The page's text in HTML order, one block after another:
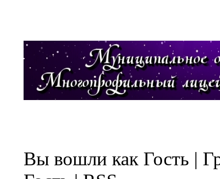
Вы вошли как Гость |